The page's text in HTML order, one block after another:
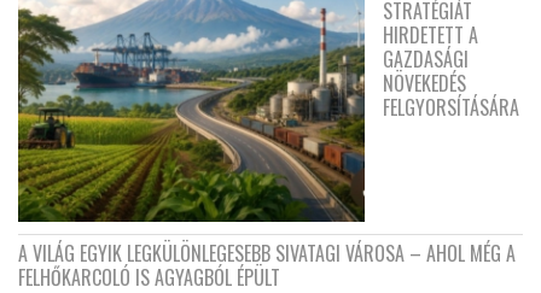
STRATÉGIÁT
HIRDETETT A
GAZDASÁGI
NÖVEKEDÉS
FELGYORSÍTÁSÁRA
A VILÁG EGYIK LEGKÜLÖNLEGESEBB SIVATAGI VÁROSA – AHOL MÉG A
FELHŐKARCOLÓ IS AGYAGBÓL ÉPÜLT